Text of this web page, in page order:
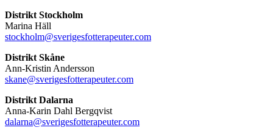
Distrikt Stockholm
Marina Häll
stockholm@sverigesfotterapeuter.com
Distrikt Skåne
Ann-Kristin Andersson
skane@sverigesfotterapeuter.com
Distrikt Dalarna
Anna-Karin Dahl Bergqvist
dalarna@sverigesfotterapeuter.com